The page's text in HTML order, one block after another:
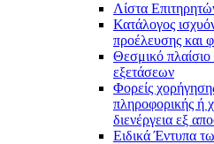
Λίστα
Κατάλογος
προέλευσης και
Θεσμικό
εξετάσεων
Φορείς
πληροφορικής ή
διενέργεια εξ
Ειδικά Έντυπα